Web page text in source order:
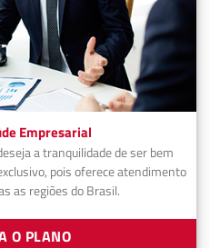
Empresarial
a tranquilidade de ser bem
pois oferece atendimento
as regiões do Brasil.
O PLANO